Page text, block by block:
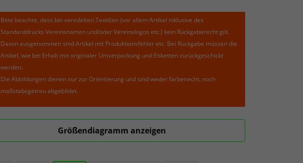
Bitte beachte, dass bei veredelten Textilien (vor allem Artikel inklusive des
Standarddrucks Vereinsnamen und/oder Vereinslogos etc.) kein Rückgaberecht gilt.
Davon ausgenommen sind Artikel mit Produktionsfehler etc. Bei Rückgabe müssen die
Artikel, wie bei Erhalt mit originaler Umverpackung und Etiketten zurückgeschickt
werden.
Die Abbildungen dienen nur zur Orientierung und sind weder farbenecht, noch
maßstabsgetreu abgebildet.
Größendiagramm anzeigen